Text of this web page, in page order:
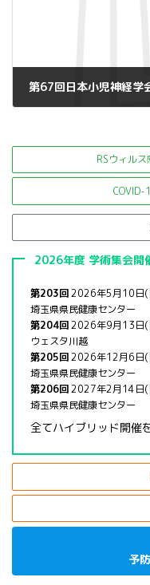
第67回日本小児神経学
RSウィル
COVID-
2026年度 学術集会開
第203回2026年5月10日(
埼玉県県民健康センター
第204回2026年9月13日(
ウェスタ川越
第205回2026年12月6日(
埼玉県県民健康センター
第206回2027年2月14日(
埼玉県県民健康センター
全てハイブリッド開催
予